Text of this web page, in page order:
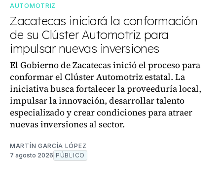
AUTOMOTRIZ
Zacatecas iniciará la conformación
de su Clúster Automotriz para
impulsar nuevas inversiones
El Gobierno de Zacatecas inició el proceso para
conformar el Clúster Automotriz estatal. La
iniciativa busca fortalecer la proveeduría local,
impulsar la innovación, desarrollar talento
especializado y crear condiciones para atraer
nuevas inversiones al sector.
MARTÍN GARCÍA LÓPEZ
7 agosto 2026 PÚBLICO